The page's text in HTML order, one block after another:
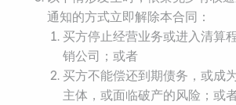
通知的方式立即解除本合同：
买方停止经营业务或进入清算
销公司；或者
买方不能偿还到期债务，或成
主体，或面临破产的风险；或